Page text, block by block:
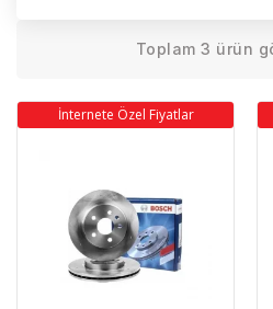
Toplam 3 ürün
İnternete Özel Fiyatlar